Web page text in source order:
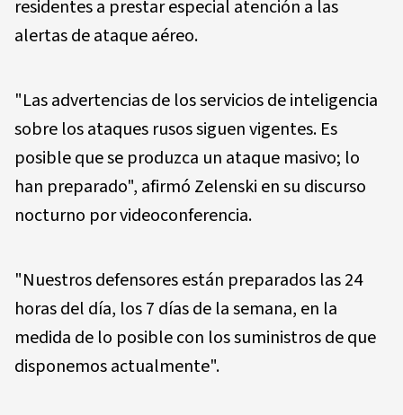
residentes a prestar especial atención a las
alertas de ataque aéreo.
"Las advertencias de los servicios de inteligencia
sobre los ataques rusos siguen vigentes. Es
posible que se produzca un ataque masivo; lo
han preparado", afirmó Zelenski en su discurso
nocturno por videoconferencia.
"Nuestros defensores están preparados las 24
horas del día, los 7 días de la semana, en la
medida de lo posible con los suministros de que
disponemos actualmente".